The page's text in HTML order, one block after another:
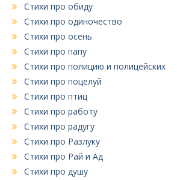
Стихи про обиду
Стихи про одиночество
Стихи про осень
Стихи про папу
Стихи про полицию и полицейских
Стихи про поцелуй
Стихи про птиц
Стихи про работу
Стихи про радугу
Стихи про Разлуку
Стихи про Рай и Ад
Стихи про душу